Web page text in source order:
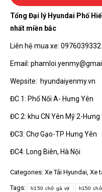
Tổng Đại lý Hyundai Phố
nhất miền bắc
Liên hệ mua xe: 0976039332
Email:
Wepsite: hyundaiyenmy.vn
ĐC 1: Phố Nối A- Hưng Yên
ĐC 2: khu CN Yên Mỹ 2-Hưng
ĐC3: Chợ Gạo-TP Hưng Yên
ĐC4: Long Biên, Hà Nội
Categories: Xe Tải Hyundai, Xe
Tags: h150 chở gà vịt h150